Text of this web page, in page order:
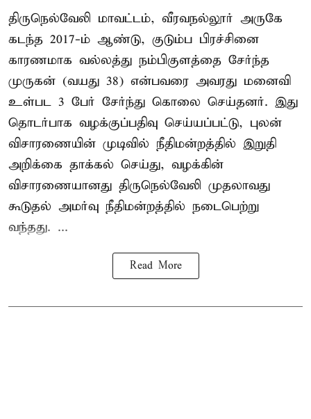
திருநெல்வேலி மாவட்டம், வீரவநல்லூர் அருகே
கடந்த 2017-ம் ஆண்டு, குடும்ப பிரச்சினை
காரணமாக வல்லத்து நம்பிகுளத்தை சேர்ந்த
முருகன் (வயது 38) என்பவரை அவரது மனைவி
உள்பட 3 பேர் சேர்ந்து கொலை செய்தனர். இது
தொடர்பாக வழக்குப்பதிவு செய்யப்பட்டு, புலன்
விசாரணையின் முடிவில் நீதிமன்றத்தில் இறுதி
அறிக்கை தாக்கல் செய்து, வழக்கின்
விசாரணையானது திருநெல்வேலி முதலாவது
கூடுதல் அமர்வு நீதிமன்றத்தில் நடைபெற்று
வந்தது. ...
Read More